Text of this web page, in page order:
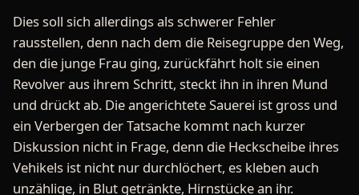
Dies soll sich allerdings als schwerer Fehler
rausstellen, denn nach dem die Reisegruppe den Weg,
den die junge Frau ging, zurückfährt holt sie einen
Revolver aus ihrem Schritt, steckt ihn in ihren Mund
und drückt ab. Die angerichtete Sauerei ist gross und
ein Verbergen der Tatsache kommt nach kurzer
Diskussion nicht in Frage, denn die Heckscheibe ihres
Vehikels ist nicht nur durchlöchert, es kleben auch
unzählige, in Blut getränkte, Hirnstücke an ihr.